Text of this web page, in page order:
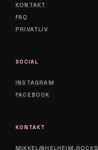
KONTAKT
FAQ
PRIVATLIVPRIVACY POLICY
SOCIAL
INSTAGRAM
FACEBOOK
KONTAKT
MIKKEL@HELHEIM.ROCKS